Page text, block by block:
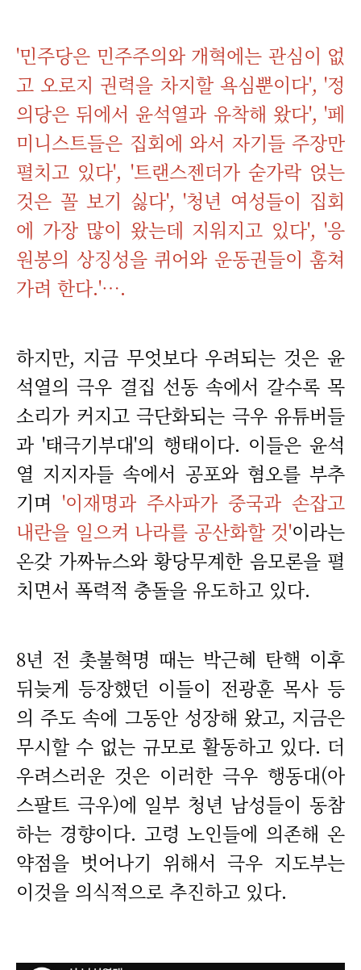
'민주당은 민주주의와 개혁에는 관심이 없
고 오로지 권력을 차지할 욕심뿐이다', '정
의당은 뒤에서 윤석열과 유착해 왔다', '페
미니스트들은 집회에 와서 자기들 주장만
펼치고 있다', '트랜스젠더가 숟가락 얹는
것은 꼴 보기 싫다', '청년 여성들이 집회
에 가장 많이 왔는데 지워지고 있다', '응
원봉의 상징성을 퀴어와 운동권들이 훔쳐
가려 한다.'….
하지만, 지금 무엇보다 우려되는 것은 윤
석열의 극우 결집 선동 속에서 갈수록 목
소리가 커지고 극단화되는 극우 유튜버들
과 '태극기부대'의 행태이다. 이들은 윤석
열 지지자들 속에서 공포와 혐오를 부추
기며 '이재명과 주사파가 중국과 손잡고
내란을 일으켜 나라를 공산화할 것'이라는
온갖 가짜뉴스와 황당무계한 음모론을 펼
치면서 폭력적 충돌을 유도하고 있다.
8년 전 촛불혁명 때는 박근혜 탄핵 이후
뒤늦게 등장했던 이들이 전광훈 목사 등
의 주도 속에 그동안 성장해 왔고, 지금은
무시할 수 없는 규모로 활동하고 있다. 더
우려스러운 것은 이러한 극우 행동대(아
스팔트 극우)에 일부 청년 남성들이 동참
하는 경향이다. 고령 노인들에 의존해 온
약점을 벗어나기 위해서 극우 지도부는
이것을 의식적으로 추진하고 있다.